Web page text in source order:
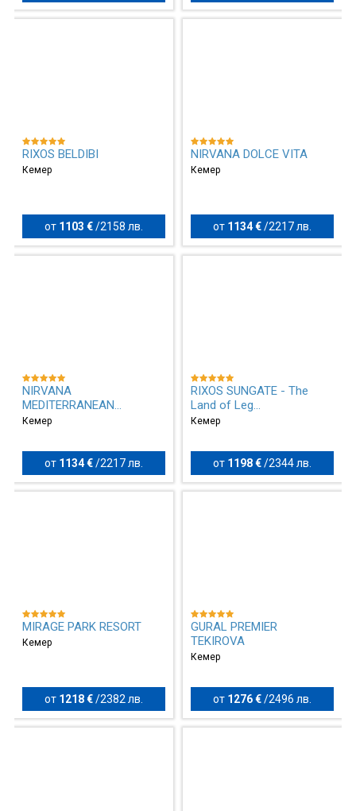
RIXOS BELDIBI
Кемер
от 1103 € /2158 лв.
NIRVANA DOLCE VITA
Кемер
от 1134 €/2217 лв.
NIRVANA
MEDITERRANEAN
EXCELLENC...
Кемер
от 1134 € /2217 лв.
RIXOS SUNGATE - The
Land of Leg...
Кемер
от 1198 €/2344 лв.
MIRAGE PARK RESORT
Кемер
от 1218 € /2382 лв.
GURAL PREMIER
TEKIROVA
Кемер
от 1276 €/2496 лв.